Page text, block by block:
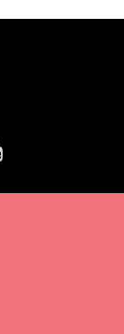
Youtube